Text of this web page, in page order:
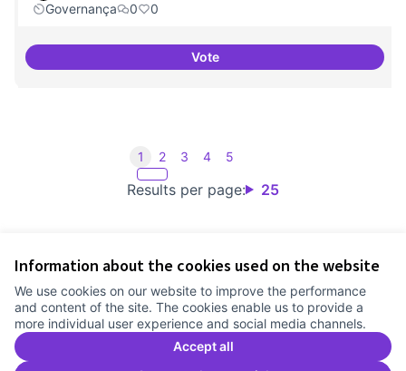
Information about the cookies used on the website
We use cookies on our website to improve the performance
and content of the site. The cookies enable us to provide a
more individual user experience and social media channels.
Accept all
Governança
0 0
VoteMapeig d'experiències
Results per page: 25
1 2 3 4 5
Cookie settings
Comunitat Canòdrom at Facebook
(External link)
Comunitat Canòdrom at Instagram
(External link)
Comunitat Canòdrom at YouTube
(External link)
English
Triar la llenguaElegir el idiomaChoose language